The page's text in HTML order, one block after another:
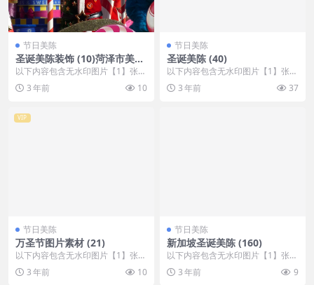
节日美陈
圣诞美陈装饰 (10)菏泽市美陈
工厂
以下内容包含无水印图片【1】张
，开通会员无障碍浏览 开通VIP会
员 3 年前 10
节日美陈
圣诞美陈 (40)
以下内容包含无水印图片【1】张
，开通会员无障碍浏览 开通VIP会
员 3 年前 37
VIP
节日美陈
万圣节图片素材 (21)
以下内容包含无水印图片【1】张
，开通会员无障碍浏览 开通VIP会
员 3 年前 10
节日美陈
新加坡圣诞美陈 (160)
以下内容包含无水印图片【1】张
，开通会员无障碍浏览 开通VIP会
员 3 年前 9